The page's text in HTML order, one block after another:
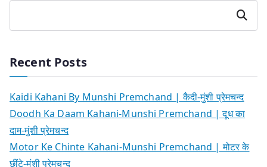
Search
Recent Posts
Kaidi Kahani By Munshi Premchand | कैदी-मुंशी प्रेमचन्द
Doodh Ka Daam Kahani-Munshi Premchand | दूध का
दाम-मुंशी प्रेमचन्द
Motor Ke Chinte Kahani-Munshi Premchand | मोटर के
छींटे-मुंशी प्रेमचन्द